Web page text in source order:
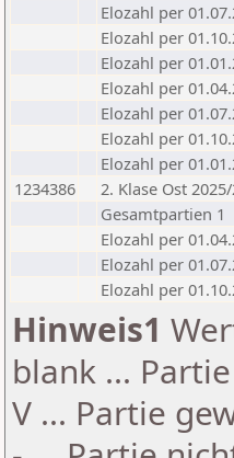
Elozahl per
Elozahl per
Elozahl per
Elozahl per
Elozahl per
Elozahl per
Elozahl per
1234386
2. Klase Ost
Gesamtpartien 1
Elozahl per
Elozahl per
Elozahl per
Hinweis1
blank ...
V ... Partie